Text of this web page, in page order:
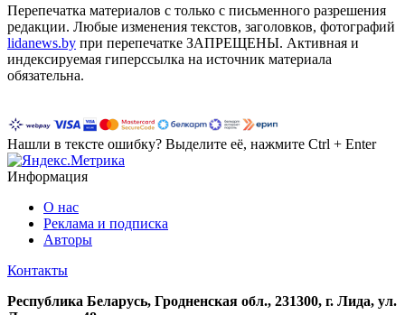
Перепечатка материалов c только с письменного разрешения
редакции. Любые изменения текстов, заголовков, фотографий
lidanews.by при перепечатке ЗАПРЕЩЕНЫ. Активная и
индексируемая гиперссылка на источник материала
обязательна.
Нашли в тексте ошибку? Выделите её, нажмите Ctrl + Enter
Информация
О нас
Реклама и подписка
Авторы
Контакты
Республика Беларусь, Гродненская обл., 231300, г. Лида, ул.